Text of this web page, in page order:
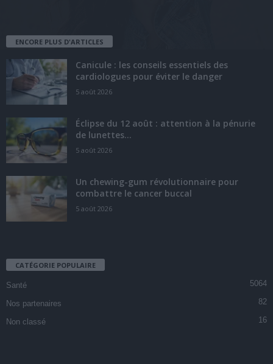
ENCORE PLUS D'ARTICLES
Canicule : les conseils essentiels des
cardiologues pour éviter le danger
5 août 2026
Éclipse du 12 août : attention à la pénurie
de lunettes...
5 août 2026
Un chewing-gum révolutionnaire pour
combattre le cancer buccal
5 août 2026
CATÉGORIE POPULAIRE
Santé 5064
Nos partenaires 82
Non classé 16